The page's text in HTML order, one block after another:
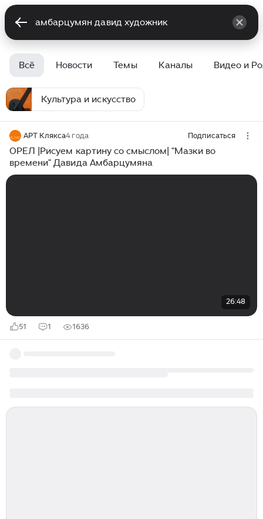
Всё Новости Темы Каналы Видео и
Культура и искусство
АРТ Клякса4 года Подписаться
ОРЕЛ |Рисуем картину со смыслом| "Мазки во
времени" Давида Амбарцумяна
26:48
51 1 1636